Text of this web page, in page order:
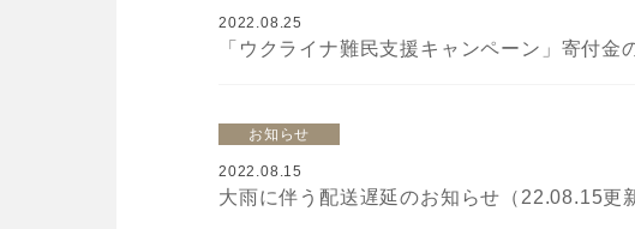
2022.08.25
「ウクライナ難民支援キャンペーン」寄付金
お知らせ
2022.08.15
大雨に伴う配送遅延のお知らせ（22.08.15更